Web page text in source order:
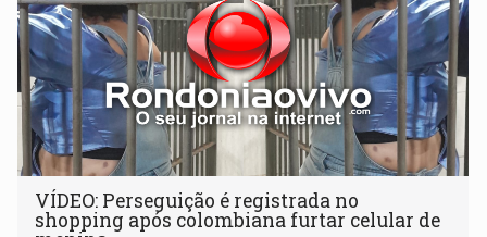
VÍDEO: Perseguição é registrada no
shopping após colombiana furtar celular de